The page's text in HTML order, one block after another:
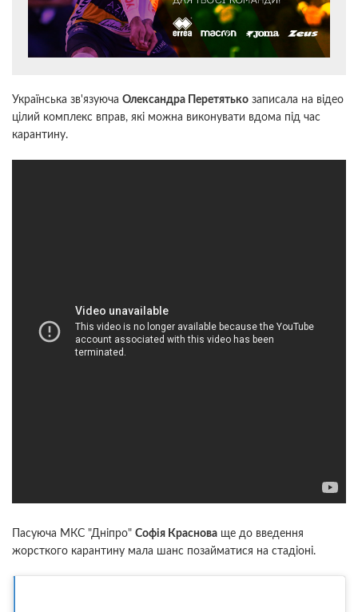
Українська зв'язуюча Олександра Перетятько записала на відео
цілий комплекс вправ, які можна виконувати вдома під час
карантину.
Пасуюча МКС "Дніпро" Софія Краснова ще до введення
жорсткого карантину мала шанс позайматися на стадіоні.